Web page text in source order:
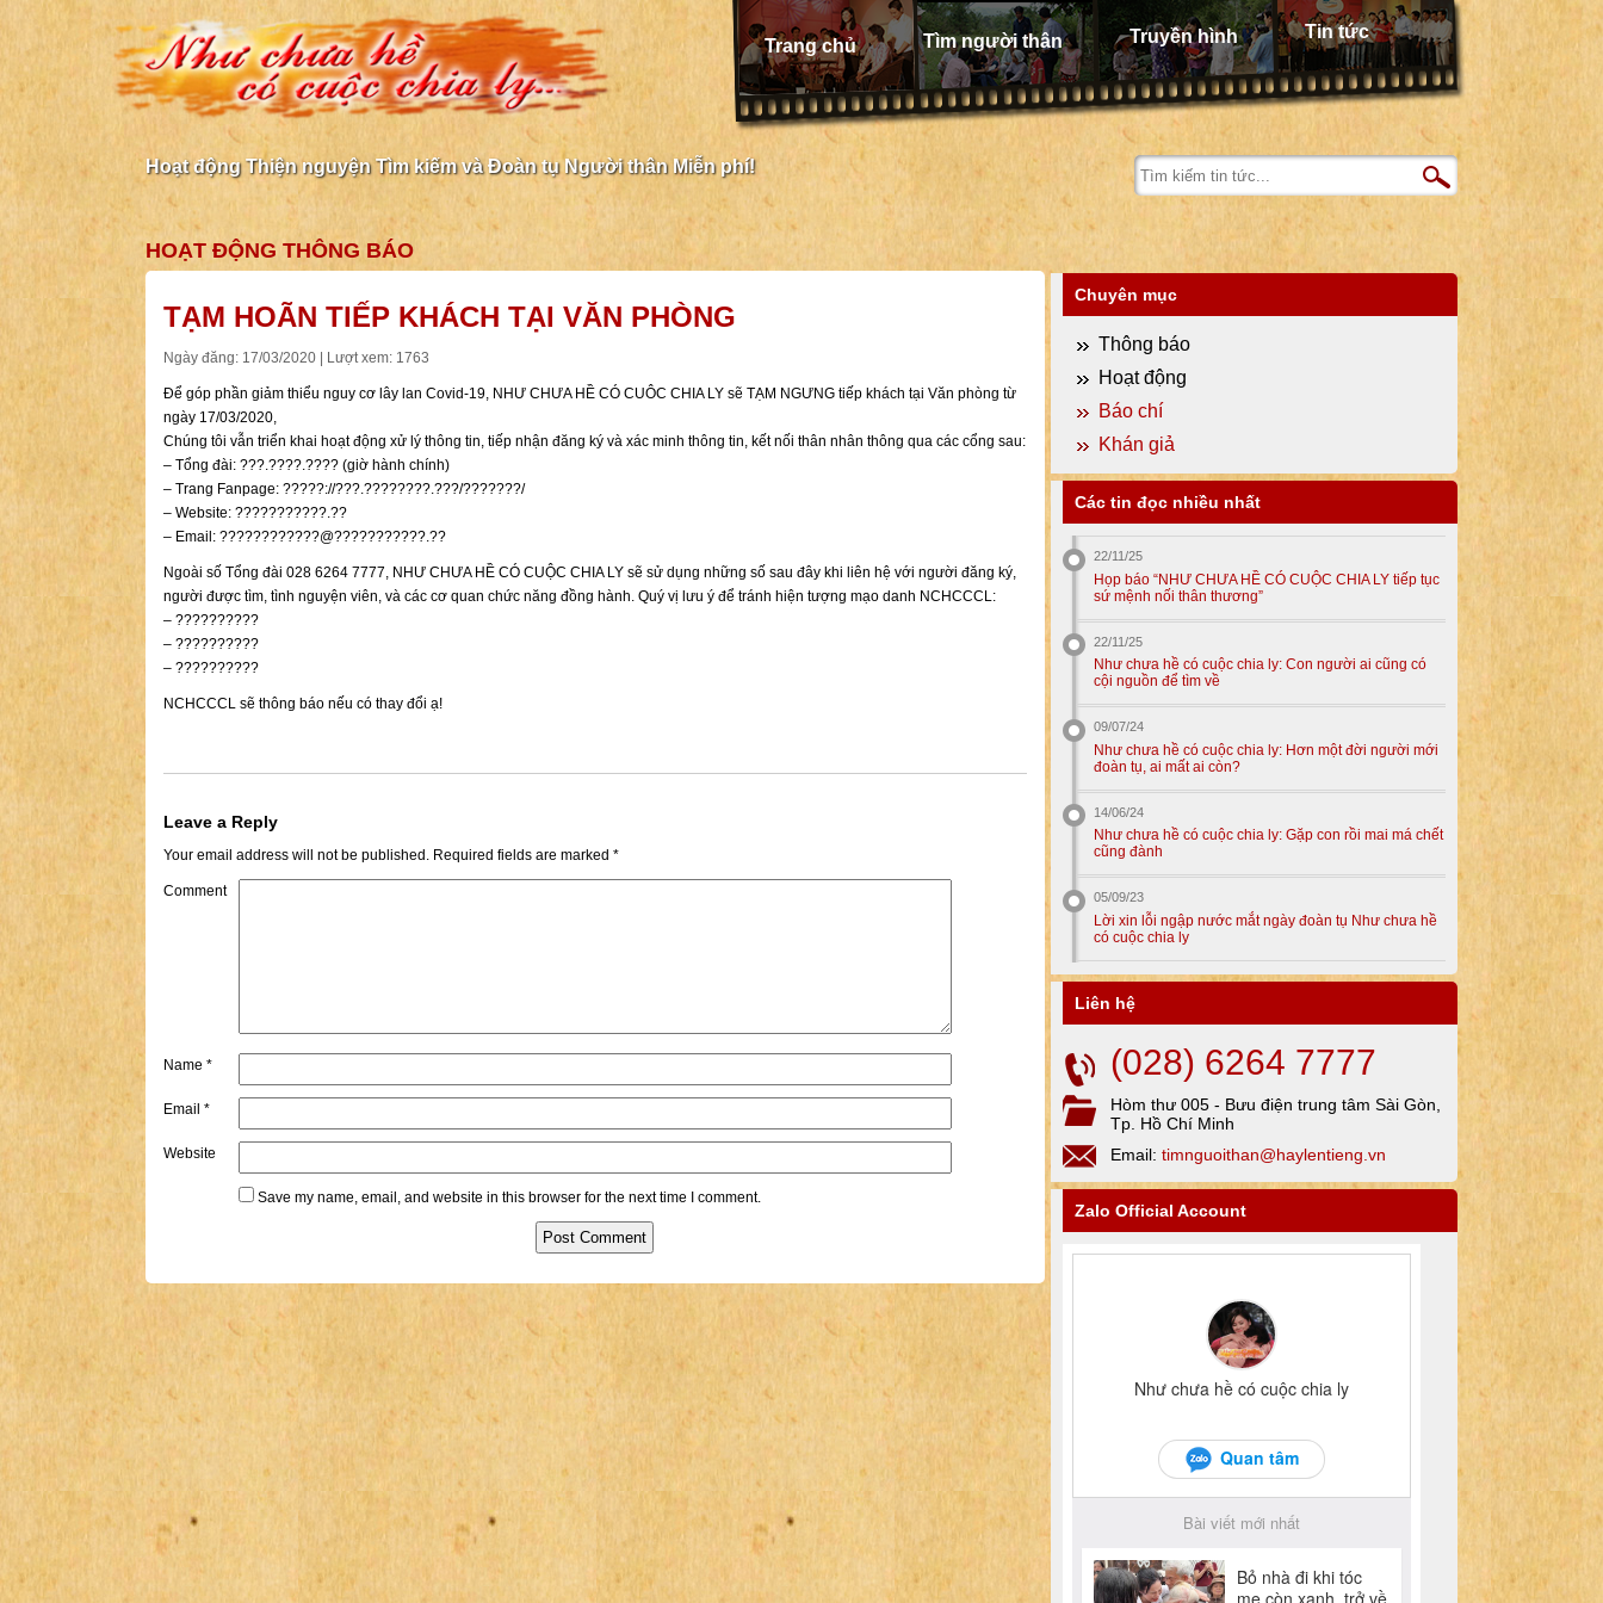
Trang chủ Tìm người thân Truyền hình Tin tức
Hoạt động Thiện nguyện Tìm kiếm và Đoàn tụ Người thân Miễn phí!
HOẠT ĐỘNG THÔNG BÁO
TẠM HOÃN TIẾP KHÁCH TẠI VĂN PHÒNG
Ngày đăng: 17/03/2020 | Lượt xem: 1763
Để góp phần giảm thiểu nguy cơ lây lan Covid-19, NHƯ CHƯA HỀ CÓ CUÔC CHIA LY sẽ TẠM NGƯNG tiếp khách tại Văn phòng từ
ngày 17/03/2020,
Chúng tôi vẫn triển khai hoạt động xử lý thông tin, tiếp nhận đăng ký và xác minh thông tin, kết nối thân nhân thông qua các cổng sau:
– Tổng đài: ???.????.???? (giờ hành chính)
– Trang Fanpage: ?????://???.????????.???/???????/
– Website: ???????????.??
– Email: ????????????@???????????.??
Ngoài số Tổng đài 028 6264 7777, NHƯ CHƯA HỀ CÓ CUỘC CHIA LY sẽ sử dụng những số sau đây khi liên hệ với người đăng ký,
người được tìm, tình nguyện viên, và các cơ quan chức năng đồng hành. Quý vị lưu ý để tránh hiện tượng mạo danh NCHCCCL:
– ??????????
– ??????????
– ??????????
NCHCCCL sẽ thông báo nếu có thay đổi ạ!
Leave a Reply
Your email address will not be published. Required fields are marked *
Comment
Name *
Email *
Website
Save my name, email, and website in this browser for the next time I comment.
Chuyên mục
Thông báo
Hoạt động
Báo chí
Khán giả
Các tin đọc nhiều nhất
22/11/25
Họp báo “NHƯ CHƯA HỀ CÓ CUỘC CHIA LY tiếp tục
sứ mệnh nối thân thương”
22/11/25
Như chưa hề có cuộc chia ly: Con người ai cũng có
cội nguồn để tìm về
09/07/24
Như chưa hề có cuộc chia ly: Hơn một đời người mới
đoàn tụ, ai mất ai còn?
14/06/24
Như chưa hề có cuộc chia ly: Gặp con rồi mai má chết
cũng đành
05/09/23
Lời xin lỗi ngập nước mắt ngày đoàn tụ Như chưa hề
có cuộc chia ly
Liên hệ
(028) 6264 7777
Hòm thư 005 - Bưu điện trung tâm Sài Gòn,
Tp. Hồ Chí Minh
Email: timnguoithan@haylentieng.vn
Zalo Official Account